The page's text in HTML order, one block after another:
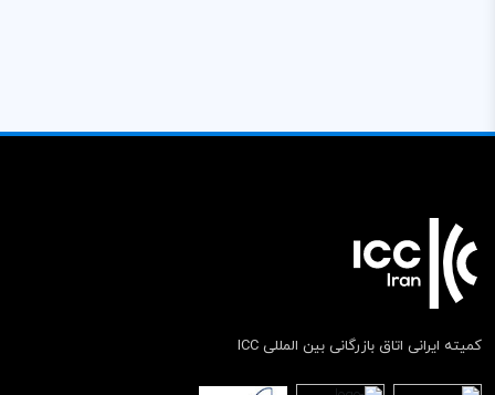
کمیته ایرانی اتاق بازرگانی بین المللی ICC